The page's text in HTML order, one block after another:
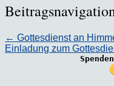
← Gottesdienst an
Einladung zum